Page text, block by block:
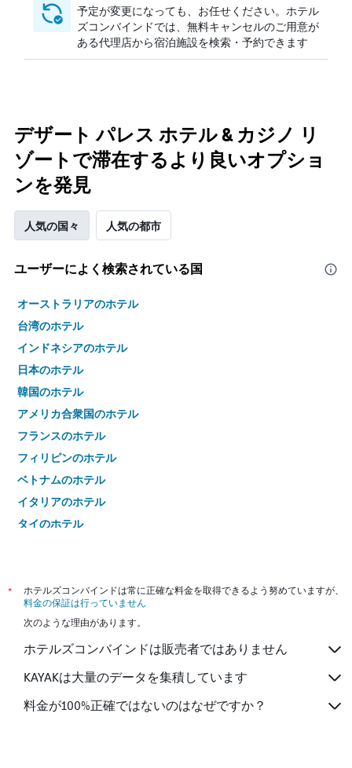
予定が変更になっても、お任せください。ホテル
ズコンバインドでは、無料キャンセルのご用意が
ある代理店から宿泊施設を検索・予約できます
デザート パレス ホテル & カジノ リ
ゾートで滞在するより良いオプショ
ンを発見
人気の国々 人気の都市
ユーザーによく検索されている国
オーストラリアのホテル
台湾のホテル
インドネシアのホテル
日本のホテル
韓国のホテル
アメリカ合衆国のホテル
フランスのホテル
フィリピンのホテル
ベトナムのホテル
イタリアのホテル
タイのホテル
*
ホテルズコンバインドは常に正確な料金を取得できるよう努めていますが、
料金の保証は行っていません
次のような理由があります。
ホテルズコンバインドは販売者ではありません
KAYAKは大量のデータを集積しています
料金が100%正確ではないのはなぜですか？